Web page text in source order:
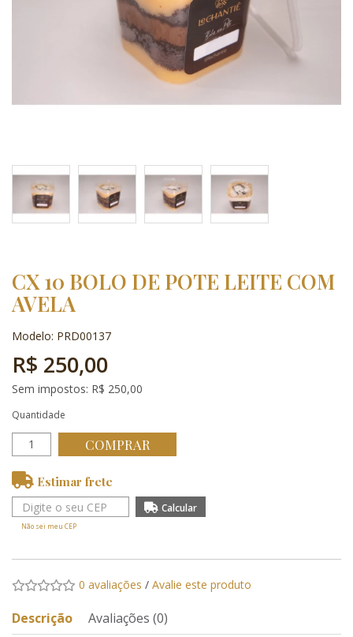
CX 10 BOLO DE POTE LEITE COM
AVELA
Modelo: PRD00137
R$ 250,00
Sem impostos: R$ 250,00
Quantidade
COMPRAR
Estimar frete
Não sei meu CEP
0 avaliações / Avalie este produto
Descrição Avaliações (0)